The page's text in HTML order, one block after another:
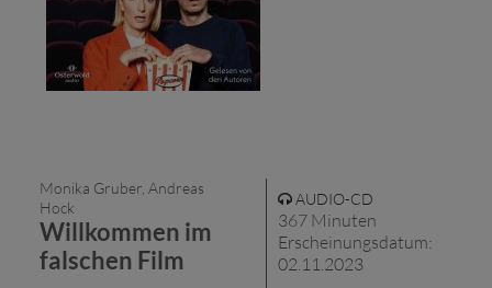
Monika Gruber, Andreas
Hock
Willkommen im
falschen Film
AUDIO-CD
367 Minuten
Erscheinungsdatum:
02.11.2023